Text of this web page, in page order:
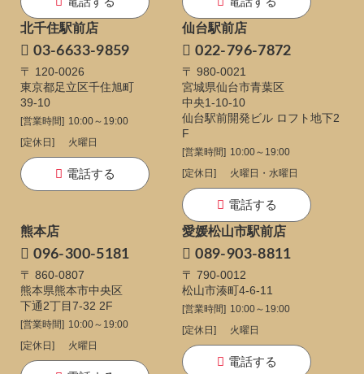
北千住駅前店
03-6633-9859
〒 120-0026
東京都足立区千住旭町
39-10
[営業時間] 10:00～19:00
[定休日]
火曜日
電話する
仙台駅前店
022-796-7872
〒 980-0021
宮城県仙台市青葉区
中央1-10-10
仙台駅前開発ビル ロフト地下2
F
[営業時間] 10:00～19:00
[定休日]
火曜日・水曜日
電話する
熊本店
096-300-5181
〒 860-0807
熊本県熊本市中央区
下通2丁目7-32 2F
[営業時間] 10:00～19:00
[定休日]
火曜日
愛媛松山市駅前店
089-903-8811
〒 790-0012
松山市湊町4-6-11
[営業時間] 10:00～19:00
[定休日]
火曜日
電話する